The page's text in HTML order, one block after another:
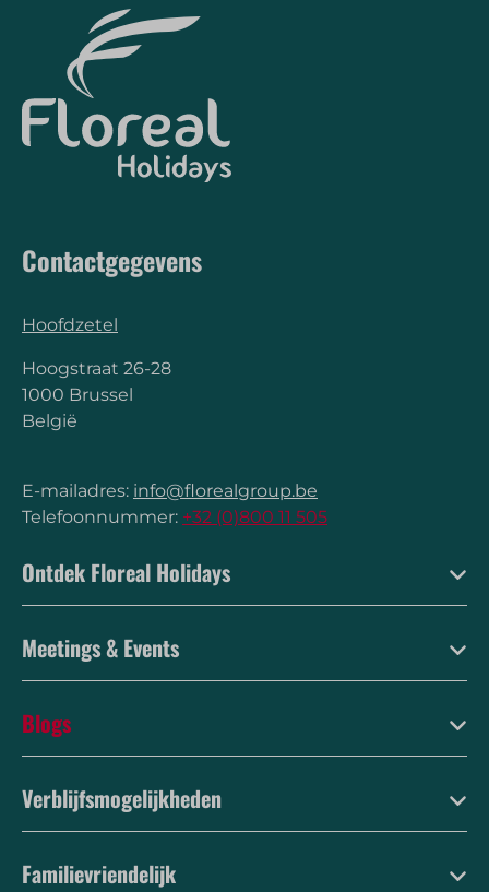
Contactgegevens
Hoofdzetel
Hoogstraat 26-28
1000 Brussel
België
E-mailadres: info@florealgroup.be
Telefoonnummer: +32 (0)800 11 505
Ontdek Floreal Holidays
Meetings & Events
Blogs
Verblijfsmogelijkheden
Familievriendelijk